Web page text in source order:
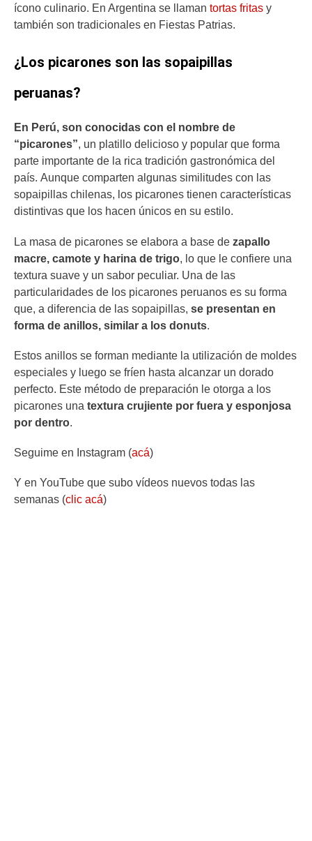
ícono culinario. En Argentina se llaman tortas fritas y
también son tradicionales en Fiestas Patrias.
¿Los picarones son las sopaipillas
peruanas?
En Perú, son conocidas con el nombre de
“picarones”, un platillo delicioso y popular que forma
parte importante de la rica tradición gastronómica del
país. Aunque comparten algunas similitudes con las
sopaipillas chilenas, los picarones tienen características
distintivas que los hacen únicos en su estilo.
La masa de picarones se elabora a base de zapallo
macre, camote y harina de trigo, lo que le confiere una
textura suave y un sabor peculiar. Una de las
particularidades de los picarones peruanos es su forma
que, a diferencia de las sopaipillas, se presentan en
forma de anillos, similar a los donuts.
Estos anillos se forman mediante la utilización de moldes
especiales y luego se fríen hasta alcanzar un dorado
perfecto. Este método de preparación le otorga a los
picarones una textura crujiente por fuera y esponjosa
por dentro.
Seguime en Instagram (acá)
Y en YouTube que subo vídeos nuevos todas las
semanas (clic acá)